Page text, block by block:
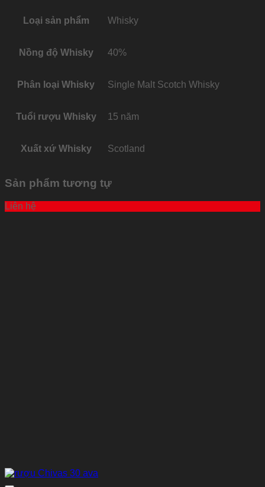
Loại sản phẩm Whisky
Nồng độ Whisky 40%
Phân loại Whisky Single Malt Scotch Whisky
Tuổi rượu Whisky 15 năm
Xuất xứ Whisky Scotland
Sản phẩm tương tự
Liên hệ